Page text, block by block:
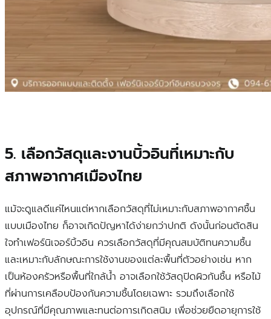
5. เลือกวัสดุและงานบิ้วอินที่เหมาะกับ
สภาพอากาศเมืองไทย
แม้จะดูแลดีแค่ไหนแต่หากเลือกวัสดุที่ไม่เหมาะกับสภาพอากาศชื้น
แบบเมืองไทย ก็อาจเกิดปัญหาได้ง่ายกว่าปกติ ดังนั้นก่อนตัดสิน
ใจทำเฟอร์นิเจอร์บิ้วอิน ควรเลือกวัสดุที่มีคุณสมบัติทนความชื้น
และเหมาะกับลักษณะการใช้งานของแต่ละพื้นที่ตัวอย่างเช่น หาก
เป็นห้องครัวหรือพื้นที่ใกล้น้ำ อาจเลือกใช้วัสดุปิดผิวกันชื้น หรือไม้
ที่ผ่านการเคลือบป้องกันความชื้นโดยเฉพาะ รวมถึงเลือกใช้
อุปกรณ์ที่มีคุณภาพและทนต่อการเกิดสนิม เพื่อช่วยยืดอายุการใช้